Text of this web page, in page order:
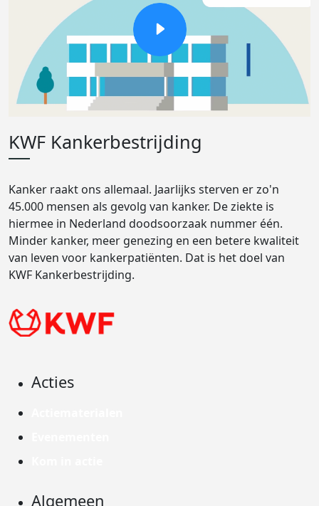
KWF Kankerbestrijding
Kanker raakt ons allemaal. Jaarlijks sterven er zo'n
45.000 mensen als gevolg van kanker. De ziekte is
hiermee in Nederland doodsoorzaak nummer één.
Minder kanker, meer genezing en een betere kwaliteit
van leven voor kankerpatiënten. Dat is het doel van
KWF Kankerbestrijding.
Acties
Algemeen